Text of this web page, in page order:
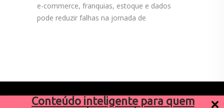
Conteúdo inteligente para quem
e-commerce, franquias, estoque e dados
pode reduzir falhas na jornada de